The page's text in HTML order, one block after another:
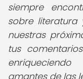
siempre
sobre
nuestras
tus
amantes de las